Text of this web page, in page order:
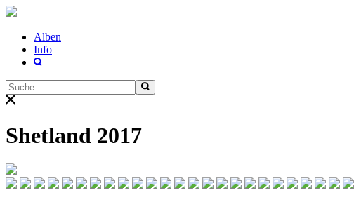
Alben
Info
Shetland 2017